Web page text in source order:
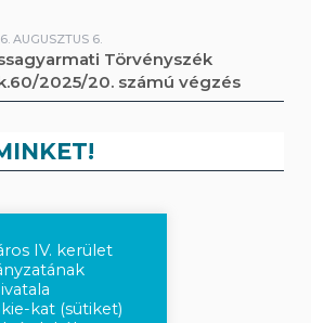
AUGUSZTUS 6.
Törvényszék
2025/20. számú végzés
on
IV. kerület
kat (sütiket)